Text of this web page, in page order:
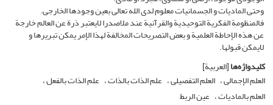
وحتى المادیات و الجسمانیات معلوم لدى الله تعالى بعین وجودها الخارجی.
فالمنظومة الفکریة التوحیدیة والقرآنیة عند ملاصدرا لایعتبر ذرة عن العالم خارجة
عن هذه الإحاطة العلمیة و بعض التصریحات المخالفة لهذا الإمر یمکن تبریرها و
لایمکن قبولها.
کلیدواژه‌ها[العربیة]
العلم الإجمالی العلم التفصیلی علم الذات بالذات علم الذات بالفعل
العلم بالمادیات عین الربط